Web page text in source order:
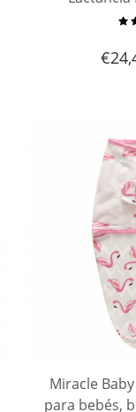
Lavable€
Miracle
para bebés,